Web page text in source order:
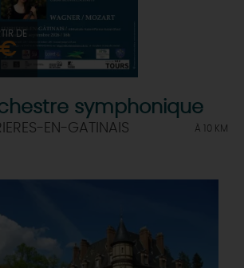
DE
symphonique
EN-GATINAIS À 10 KM